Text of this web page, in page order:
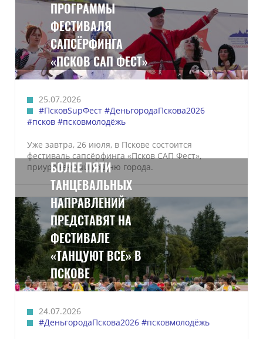
ПРОГРАММЫ
ФЕСТИВАЛЯ
САПСЁРФИНГА
«ПСКОВ САП ФЕСТ»
25.07.2026
#ПсковSupФест #ДеньгородаПскова2026
#псков #псковмолодёжь
Уже завтра, 26 июля, в Пскове состоится
фестиваль сапсёрфинга «Псков САП Фест»,
приуроченный ко Дню города.
БОЛЕЕ ПЯТИ
ТАНЦЕВАЛЬНЫХ
НАПРАВЛЕНИЙ
ПРЕДСТАВЯТ НА
ФЕСТИВАЛЕ
«ТАНЦУЮТ ВСЕ» В
ПСКОВЕ
24.07.2026
#ДеньгородаПскова2026 #псковмолодёжь